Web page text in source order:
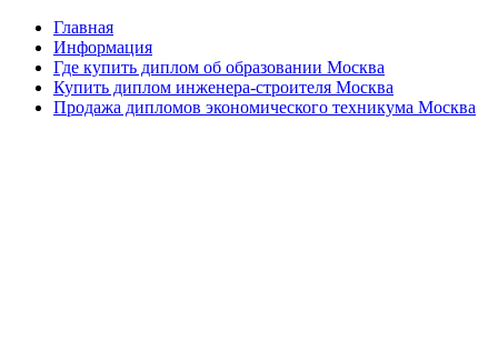
Главная
Информация
Где купить диплом об образовании Москва
Купить диплом инженера-строителя Москва
Продажа дипломов экономического техникума Москва